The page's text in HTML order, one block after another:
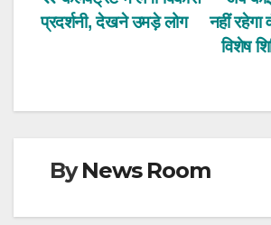
navigation
नहीं
विशेष
प्रदर्शनी, देखने उमड़े लोग
ByNews Room